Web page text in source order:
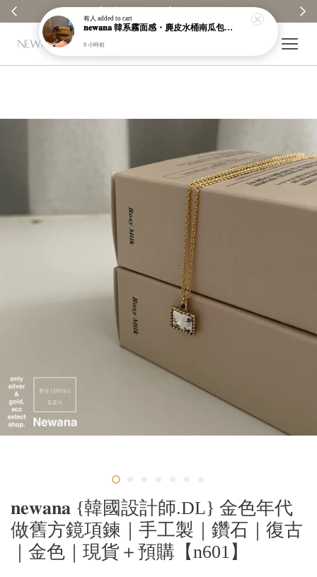
𝐧𝐞𝐰𝐚𝐧𝐚 {韓國設計師.DL} 金色年代
做舊方鏡項鍊｜手工製｜鑽石｜復古
｜金色｜現貨＋預購【n601】
有人 added to cart
𝐧𝐞𝐰𝐚𝐧𝐚 韓系霧面感・麂皮水桶南瓜包｜通勤日常包｜高級皮革｜現貨＋預購【nk62】
9 小時前